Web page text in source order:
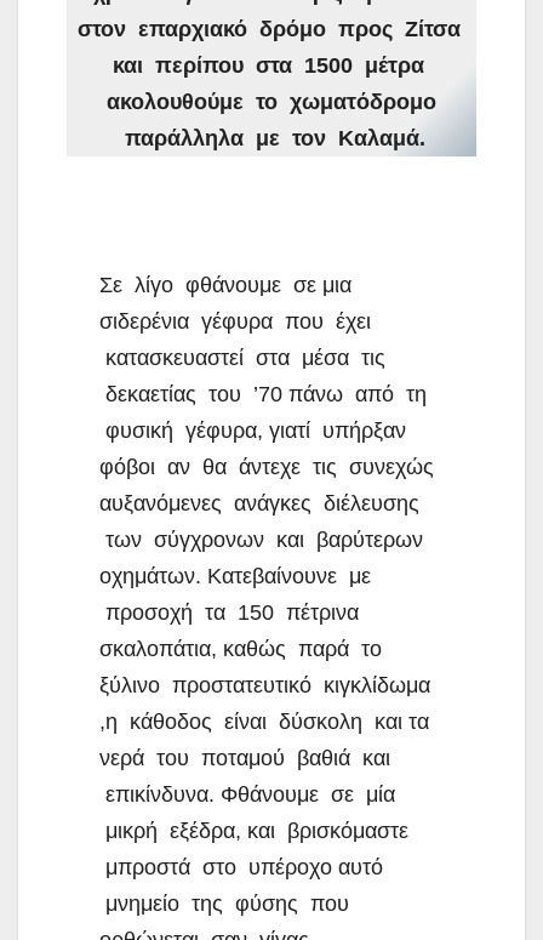
στον επαρχιακό δρόμο προς Ζίτσα
και περίπου στα 1500 μέτρα
ακολουθούμε το χωματόδρομο
παράλληλα με τον Καλαμά.
Σε λίγο φθάνουμε σε μια
σιδερένια γέφυρα που έχει
κατασκευαστεί στα μέσα τις
δεκαετίας του ’70 πάνω από τη
φυσική γέφυρα, γιατί υπήρξαν
φόβοι αν θα άντεχε τις συνεχώς
αυξανόμενες ανάγκες διέλευσης
των σύγχρονων και βαρύτερων
οχημάτων. Κατεβαίνουνε με
προσοχή τα 150 πέτρινα
σκαλοπάτια, καθώς παρά το
ξύλινο προστατευτικό κιγκλίδωμα
,η κάθοδος είναι δύσκολη και τα
νερά του ποταμού βαθιά και
επικίνδυνα. Φθάνουμε σε μία
μικρή εξέδρα, και βρισκόμαστε
μπροστά στο υπέροχο αυτό
μνημείο της φύσης που